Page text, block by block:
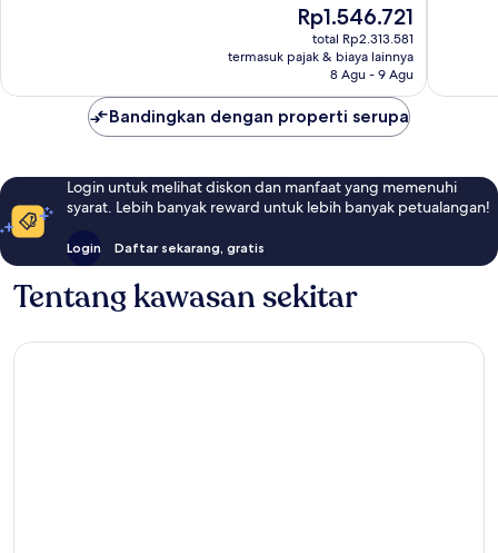
Harga
sekarang
Rp1.546.721
Rp1.546.721
total Rp2.313.581
termasuk pajak & biaya lainnya
8 Agu - 9 Agu
Bandingkan dengan properti serupa
Login untuk melihat diskon dan manfaat yang memenuhi
syarat. Lebih banyak reward untuk lebih banyak petualangan!
Login Daftar sekarang, gratis
Tentang kawasan sekitar